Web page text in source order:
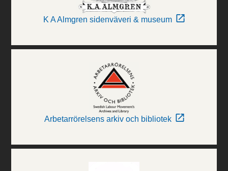
K A Almgren sidenväveri & museum
Arbetarrörelsens arkiv och bibliotek